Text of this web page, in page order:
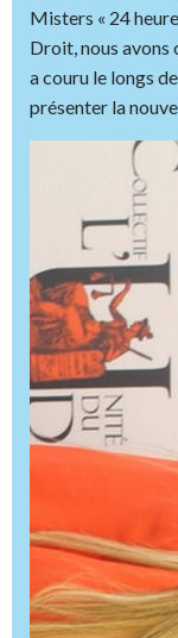
Misters « 24
Droit, nous
a couru le longs
présenter la